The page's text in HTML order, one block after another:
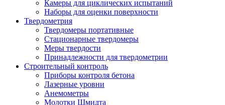
Камеры для циклических испытаний
Наборы для оценки поверхности
Твердометрия
Твердомеры портативные
Стационарные твердомеры
Меры твердости
Принадлежности для твердометрии
Строительный контроль
Приборы контроля бетона
Лазерные уровни
Анемометры
Молотки Шмидта